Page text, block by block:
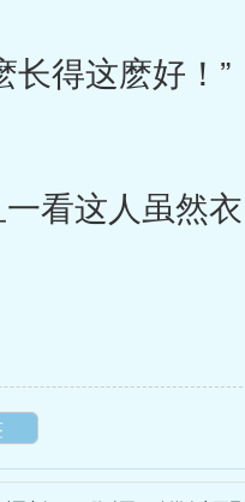
得这麽好！”
看这人虽然衣